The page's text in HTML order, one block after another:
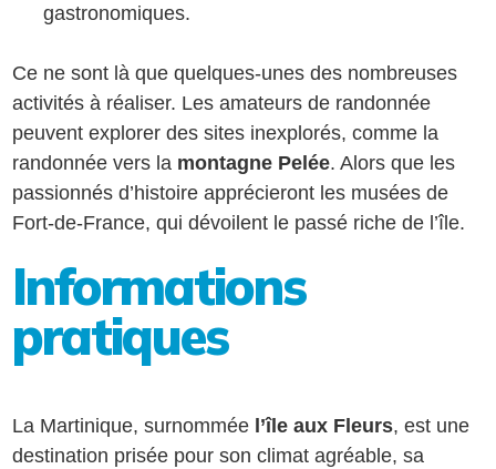
gastronomiques.
Ce ne sont là que quelques-unes des nombreuses
activités à réaliser. Les amateurs de randonnée
peuvent explorer des sites inexplorés, comme la
randonnée vers la montagne Pelée. Alors que les
passionnés d’histoire apprécieront les musées de
Fort-de-France, qui dévoilent le passé riche de l’île.
Informations
pratiques
La Martinique, surnommée l’île aux Fleurs, est une
destination prisée pour son climat agréable, sa